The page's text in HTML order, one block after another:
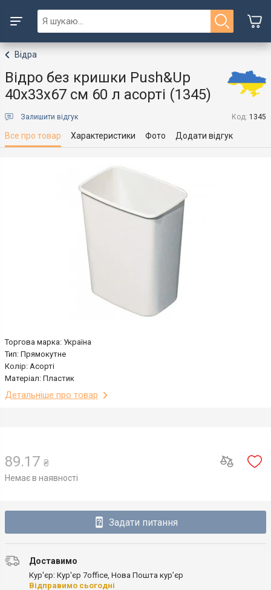
Відра
Відро без кришки Push&Up
40х33х67 см 60 л асорті (1345)
Залишити відгук Код: 1345
Все про товар Характеристики Фото Додати відгук
Торгова марка: Україна
Тип: Прямокутне
Колір: Асорті
Матеріал: Пластик
Детальніше про товар
89.17 ₴
Немає в наявності
Задати питання
Доставимо
Кур'єр: Кур'єр 7office, Нова Пошта кур’єр
Відправимо сьогодні